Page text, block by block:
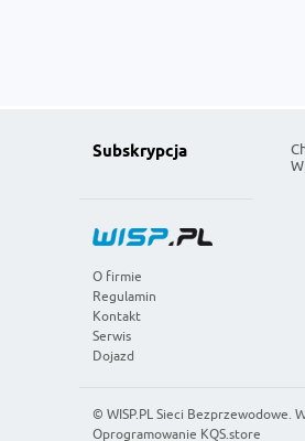
Subskrypcja
O firmie
Regulamin
Kontakt
Serwis
Dojazd
©WISP.PL Sieci Bezprzewodowe.
Oprogramowanie KQS.store